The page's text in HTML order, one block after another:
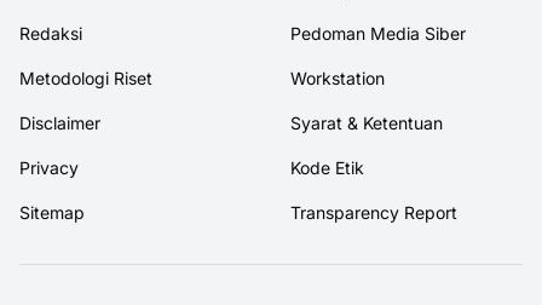
Redaksi Pedoman Media Siber
Metodologi Riset Workstation
Disclaimer Syarat & Ketentuan
Privacy Kode Etik
Sitemap Transparency Report